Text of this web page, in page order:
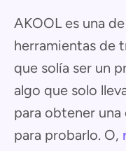
AKOOL es una
herramientas de
que solía ser un
algo que solo
para obtener
para probarlo. O,